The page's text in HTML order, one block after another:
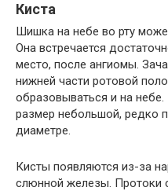
Киста
Шишка на небе во рту
Она встречается
место, после ангиомы.
нижней части ротовой
образовываться и на
размер небольшой, редко
диаметре.
Кисты появляются из-за
слюнной железы. Протоки